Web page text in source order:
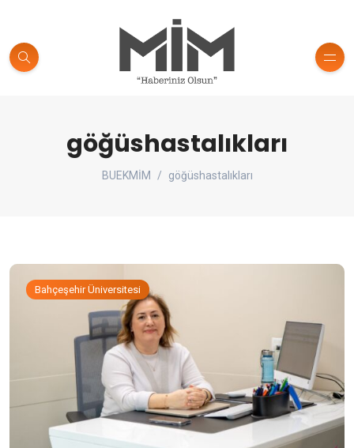
göğüshastalıkları
BUEKMİM göğüshastalıkları
Bahçeşehir Üniversitesi